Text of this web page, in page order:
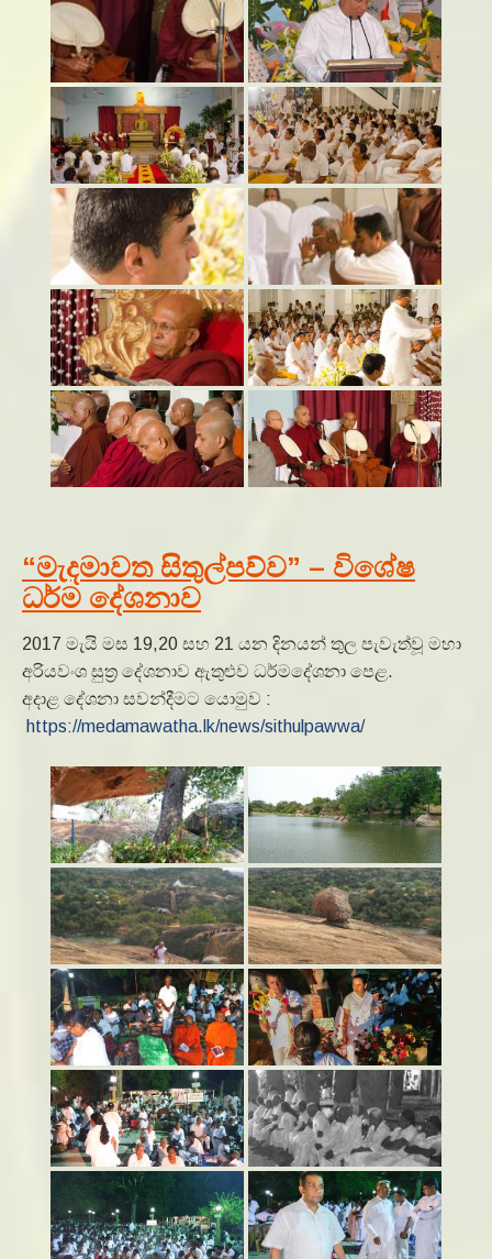
“මැදමාවත සිතුල්පව්ව” – විශේෂ
ධර්ම දේශනාව
2017 මැයි මස 19,20 සහ 21 යන දිනයන් තුල පැවැත්වූ මහා
අරියවංශ සුත්‍ර දේශනාව ඇතුළුව ධර්මදේශනා පෙළ.
අදාළ දේශනා සවන්දීමට යොමුව :
https://medamawatha.lk/news/sithulpawwa/